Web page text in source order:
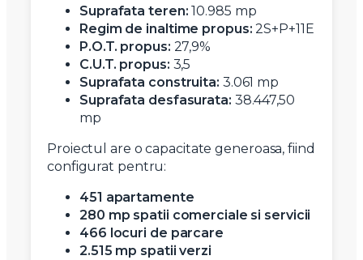
Suprafata teren: 10.985 mp
Regim de inaltime propus: 2S+P+11E
P.O.T. propus: 27,9%
C.U.T. propus: 3,5
Suprafata construita: 3.061 mp
Suprafata desfasurata: 38.447,50
mp
Proiectul are o capacitate generoasa, fiind
configurat pentru:
451 apartamente
280 mp spatii comerciale si servicii
466 locuri de parcare
2.515 mp spatii verzi